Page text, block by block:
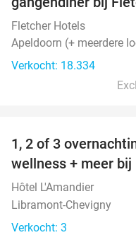
Fletcher Hotels
Apeldoorn (+ meerdere
Verkocht: 18.334
TODAY
1, 2 of 3
wellness + meer bij
Hôtel L'Amandier
Libramont-Chevigny
Verkocht: 3